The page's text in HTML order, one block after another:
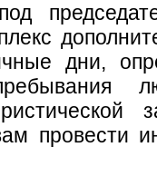
дни,
провести